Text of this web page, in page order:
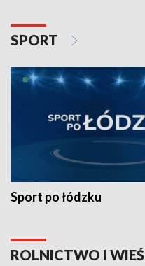
SPORT
Sport po łódzku
ROLNICTWO I WIEŚ